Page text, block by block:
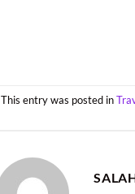
This entry was posted in